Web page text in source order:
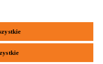
w Sadach, 62-080 Tarnowo
Chrome